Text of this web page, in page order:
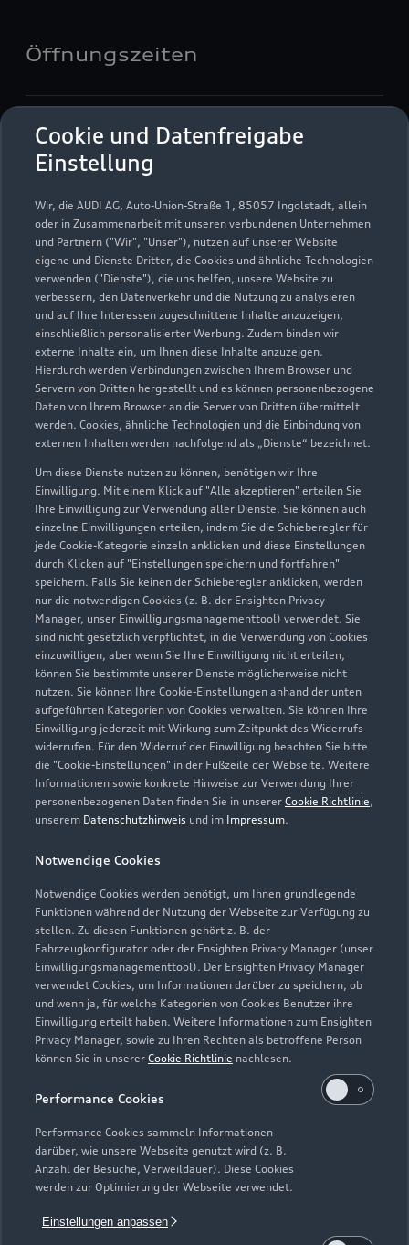
Cookie und Datenfreigabe
Einstellung
Wir, die AUDI AG, Auto-Union-Straße 1, 85057 Ingolstadt, allein
oder in Zusammenarbeit mit unseren verbundenen Unternehmen
und Partnern ("Wir", "Unser"), nutzen auf unserer Website
eigene und Dienste Dritter, die Cookies und ähnliche Technologien
verwenden ("Dienste"), die uns helfen, unsere Website zu
verbessern, den Datenverkehr und die Nutzung zu analysieren
und auf Ihre Interessen zugeschnittene Inhalte anzuzeigen,
einschließlich personalisierter Werbung. Zudem binden wir
externe Inhalte ein, um Ihnen diese Inhalte anzuzeigen.
Hierdurch werden Verbindungen zwischen Ihrem Browser und
Servern von Dritten hergestellt und es können personenbezogene
Daten von Ihrem Browser an die Server von Dritten übermittelt
werden. Cookies, ähnliche Technologien und die Einbindung von
externen Inhalten werden nachfolgend als „Dienste“ bezeichnet.
Um diese Dienste nutzen zu können, benötigen wir Ihre
Einwilligung. Mit einem Klick auf "Alle akzeptieren" erteilen Sie
Ihre Einwilligung zur Verwendung aller Dienste. Sie können auch
einzelne Einwilligungen erteilen, indem Sie die Schieberegler für
jede Cookie-Kategorie einzeln anklicken und diese Einstellungen
durch Klicken auf "Einstellungen speichern und fortfahren"
speichern. Falls Sie keinen der Schieberegler anklicken, werden
nur die notwendigen Cookies (z. B. der Ensighten Privacy
Manager, unser Einwilligungsmanagementtool) verwendet. Sie
sind nicht gesetzlich verpflichtet, in die Verwendung von Cookies
einzuwilligen, aber wenn Sie Ihre Einwilligung nicht erteilen,
können Sie bestimmte unserer Dienste möglicherweise nicht
nutzen. Sie können Ihre Cookie-Einstellungen anhand der unten
aufgeführten Kategorien von Cookies verwalten. Sie können Ihre
Einwilligung jederzeit mit Wirkung zum Zeitpunkt des Widerrufs
widerrufen. Für den Widerruf der Einwilligung beachten Sie bitte
die "Cookie-Einstellungen" in der Fußzeile der Webseite. Weitere
Informationen sowie konkrete Hinweise zur Verwendung Ihrer
personenbezogenen Daten finden Sie in unserer Cookie Richtlinie,
unserem Datenschutzhinweis und im Impressum.
Notwendige Cookies
Notwendige Cookies werden benötigt, um Ihnen grundlegende
Funktionen während der Nutzung der Webseite zur Verfügung zu
stellen. Zu diesen Funktionen gehört z. B. der
Fahrzeugkonfigurator oder der Ensighten Privacy Manager (unser
Einwilligungsmanagementtool). Der Ensighten Privacy Manager
verwendet Cookies, um Informationen darüber zu speichern, ob
und wenn ja, für welche Kategorien von Cookies Benutzer ihre
Einwilligung erteilt haben. Weitere Informationen zum Ensighten
Privacy Manager, sowie zu Ihren Rechten als betroffene Person
können Sie in unserer Cookie Richtlinie nachlesen.
Performance Cookies
Performance Cookies sammeln Informationen
darüber, wie unsere Webseite genutzt wird (z. B.
Anzahl der Besuche, Verweildauer). Diese Cookies
werden zur Optimierung der Webseite verwendet.
Einstellungen anpassen
Öffnungszeiten
Geschlossen ,öffnet am Samstag 09:00
Geschlossen ,öffnet am Samstag 08:00
Teile & Zubehörverkauf
Geschlossen,öffnet am Samstag 08:00
Zur Inspektion
Zur Reparatur
Zurück nach oben
Modelle
Elektromodelle
Plug-in-Hybride
Neuwagensuche
Gebrauchtwagensuche
Service & Zubehör
Saisonale Angebote
Audi Services
Support
Über Audi